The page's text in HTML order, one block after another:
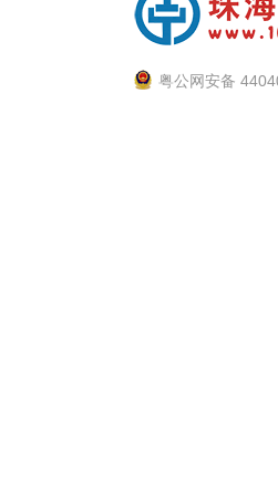
粤公网安备